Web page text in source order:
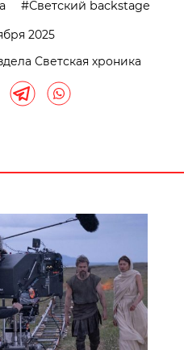
Светский backstage
2025
Светская хроника